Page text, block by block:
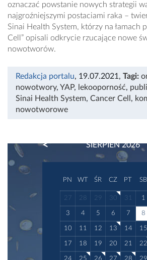
oznaczać powstanie nowych strategii
najgroźniejszymi postaciami raka –
Sinai Health System, którzy na łamach
Cell” opisali odkrycie rzucające nowe
nowotworów.
Redakcja portalu, 19.07.2021 , Tagi:
nowotwory, YAP, lekooporność,
Sinai Health System, Cancer Cell ,
nowotworowe
SIERPIEŃ 2026
PREVIOUS
PN WT ŚR CZ PT SB
27 28 29 30 31 1
3 4 5 6 7 8
10 11 12 13 14 15
17 18 19 20 21 22
24 25 26 27 28 29